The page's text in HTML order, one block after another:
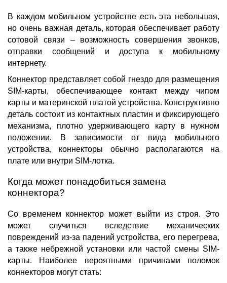
В каждом мобильном устройстве есть эта небольшая,
но очень важная деталь, которая обеспечивает работу
сотовой связи – возможность совершения звонков,
отправки сообщений и доступа к мобильному
интернету.
Коннектор представляет собой гнездо для размещения
SIM-карты, обеспечивающее контакт между чипом
карты и материнской платой устройства. Конструктивно
деталь состоит из контактных пластин и фиксирующего
механизма, плотно удерживающего карту в нужном
положении. В зависимости от вида мобильного
устройства, коннекторы обычно располагаются на
плате или внутри SIM-лотка.
Когда может понадобиться замена
коннектора?
Со временем коннектор может выйти из строя. Это
может случиться вследствие механических
повреждений из-за падений устройства, его перегрева,
а также небрежной установки или частой смены SIM-
карты. Наиболее вероятными причинами поломок
коннекторов могут стать: